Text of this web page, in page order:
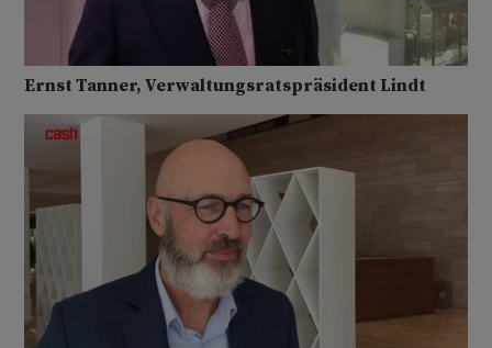
Ernst Tanner, Verwaltungsratspräsident Lindt